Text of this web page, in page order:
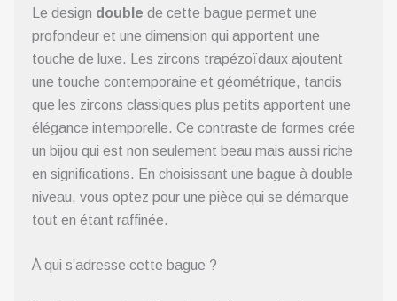
Le design double de cette bague permet une
profondeur et une dimension qui apportent une
touche de luxe. Les zircons trapézoïdaux ajoutent
une touche contemporaine et géométrique, tandis
que les zircons classiques plus petits apportent une
élégance intemporelle. Ce contraste de formes crée
un bijou qui est non seulement beau mais aussi riche
en significations. En choisissant une bague à double
niveau, vous optez pour une pièce qui se démarque
tout en étant raffinée.
À qui s’adresse cette bague ?